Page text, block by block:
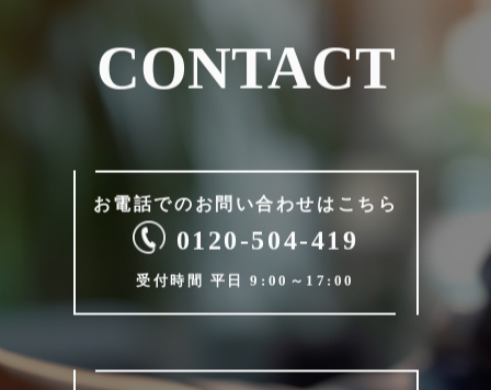
CONTACT
お電話でのお問い合わせは こちら
0120-504-419
受付時間 平日 9:00～17:00